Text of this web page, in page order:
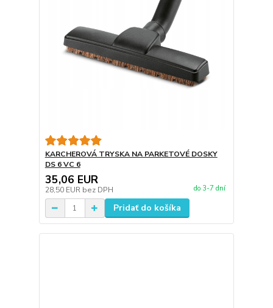
KARCHEROVÁ TRYSKA NA PARKETOVÉ DOSKY
DS 6 VC 6
35,06 EUR
28,50 EUR bez DPH do 3-7 dní
Pridať do košíka